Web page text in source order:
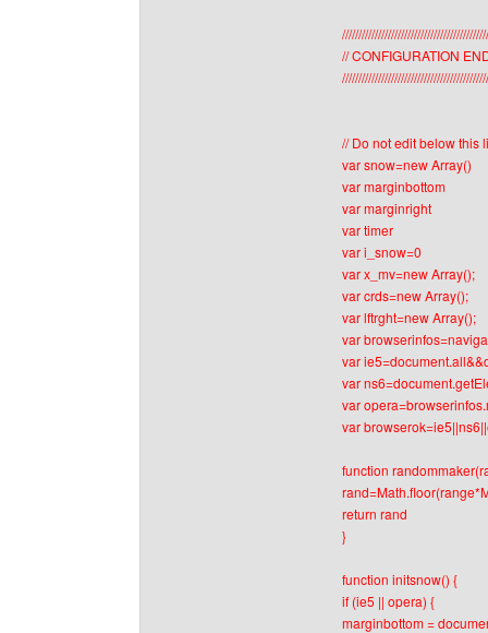
// CONFIGURATION
// Do not edit below this
var snow=new Array()
var marginbottom
var marginright
var timer
var i_snow=0
var x_mv=new Array();
var crds=new Array();
var lftrght=new Array();
var
var
var
var
var
function
return rand
}
function initsnow() {
if (ie5 || opera) {
marginbottom =